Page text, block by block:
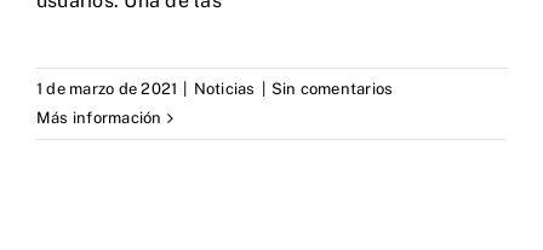
1 de marzo de 2021 Noticias
Sin comentarios
Más información